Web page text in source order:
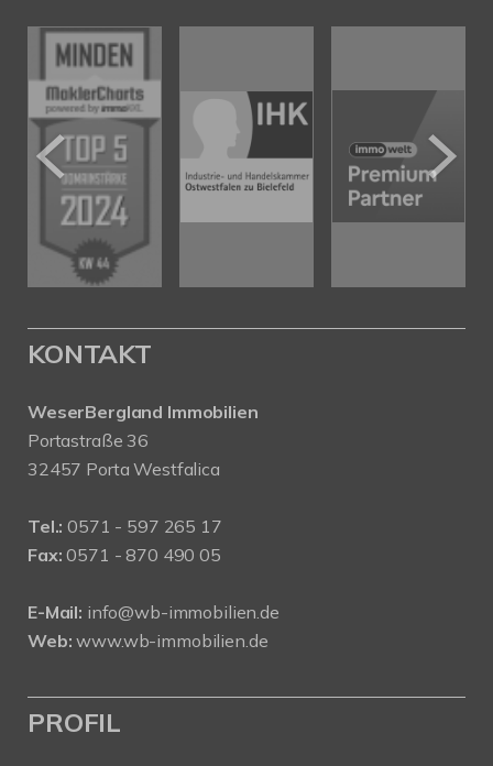
KONTAKT
WeserBergland Immobilien
Portastraße 36
32457 Porta Westfalica
Tel.: 0571 - 597 265 17
Fax: 0571 - 870 490 05
E-Mail: info@wb-immobilien.de
Web: www.wb-immobilien.de
PROFIL